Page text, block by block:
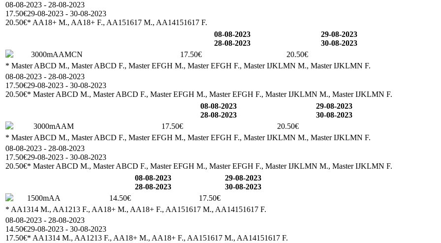
08-08-2023 - 28-08-2023
17.50€29-08-2023 - 30-08-2023
20.50€* AA18+ M., AA18+ F., AA151617 M., AA14151617 F.
08-08-2023
28-08-2023
29-08-2023
30-08-2023
3000mAAMCN
17.50€
20.50€
* Master ABCD M., Master ABCD F., Master EFGH M., Master EFGH F., Master IJKLMN M., Master IJKLMN F.
08-08-2023 - 28-08-2023
17.50€29-08-2023 - 30-08-2023
20.50€* Master ABCD M., Master ABCD F., Master EFGH M., Master EFGH F., Master IJKLMN M., Master IJKLMN F.
08-08-2023
28-08-2023
29-08-2023
30-08-2023
3000mAAM
17.50€
20.50€
* Master ABCD M., Master ABCD F., Master EFGH M., Master EFGH F., Master IJKLMN M., Master IJKLMN F.
08-08-2023 - 28-08-2023
17.50€29-08-2023 - 30-08-2023
20.50€* Master ABCD M., Master ABCD F., Master EFGH M., Master EFGH F., Master IJKLMN M., Master IJKLMN F.
08-08-2023
28-08-2023
29-08-2023
30-08-2023
1500mAA
14.50€
17.50€
* AA1314 M., AA1213 F., AA18+ M., AA18+ F., AA151617 M., AA14151617 F.
08-08-2023 - 28-08-2023
14.50€29-08-2023 - 30-08-2023
17.50€* AA1314 M., AA1213 F., AA18+ M., AA18+ F., AA151617 M., AA14151617 F.